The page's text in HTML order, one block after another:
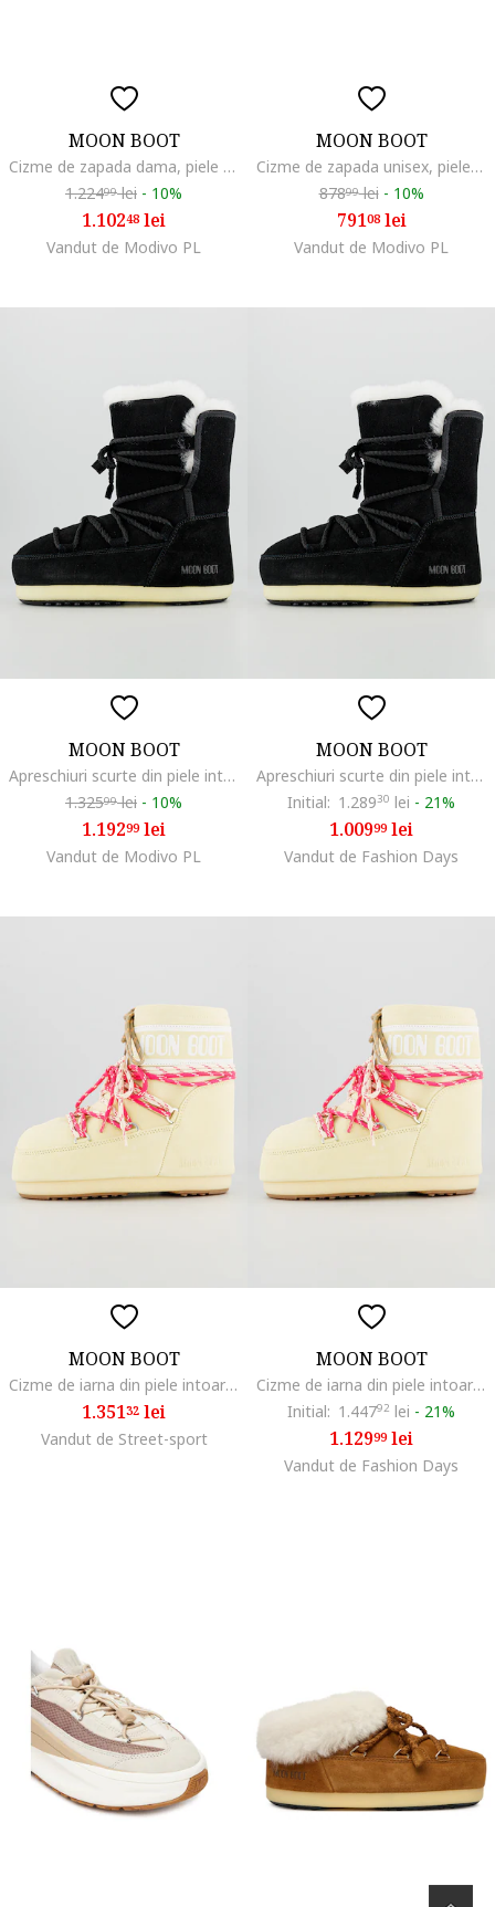
MOON BOOT
Cizme de zapada dama, piele ecologica, negru, design modern, protectie impotriva frigului,
1.22499lei - 10%
1.10248 lei
Vandut de Modivo PL
MOON BOOT
Cizme de zapada unisex, piele ecologica, alb,
87899lei - 10%
79108lei
Vandut de Modivo PL
MOON BOOT
Apreschiuri scurte din piele intoarsa, Negru
1.32599lei - 10%
1.19299lei
Vandut de Modivo PL
MOON BOOT
Apreschiuri scurte din piele intoarsa, Negru
Initial: 1.28930 lei - 21%
1.00999lei
Vandut de Fashion Days
MOON BOOT
Cizme de iarna din piele intoarsa Icon, Alb/Kaki/Roz
1.35132 lei
Vandut de Street-sport
MOON BOOT
Cizme de iarna din piele intoarsa Icon, Alb/Kaki/Roz
Initial: 1.44792 lei - 21%
1.12999lei
Vandut de Fashion Days